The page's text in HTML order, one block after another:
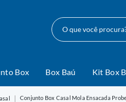
O que você
Box Box Baú Kit Box
Conjunto Box Casal Mola Ensacada